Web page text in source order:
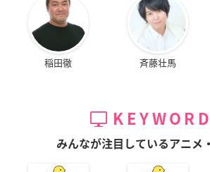
稲田徹 斉藤壮馬
みんなが注目しているアニメ